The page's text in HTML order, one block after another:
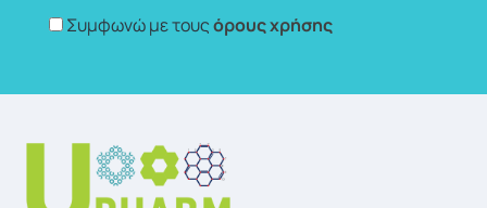
Συμφωνώ με τουςόρους χρήσης